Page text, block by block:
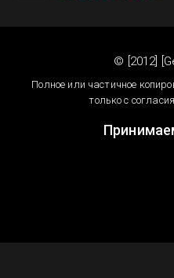
© [2012]
Полное или частичное
только с